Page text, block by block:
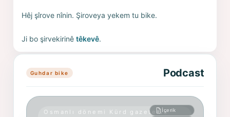
Hêj şîrove nînin. Şiroveya yekem tu bike.
Ji bo şirvekirinêtêkevê.
Guhdar bike Podcast
Osmanlı dönemi Kürd gazete veİçerik